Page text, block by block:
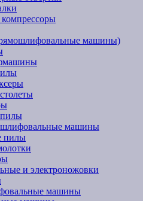
машины)
машины
пилы
и электроножовки
машины